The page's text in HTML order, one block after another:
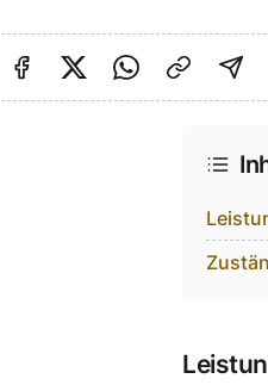
Auf Facebook teilen
Auf Twitter
Per